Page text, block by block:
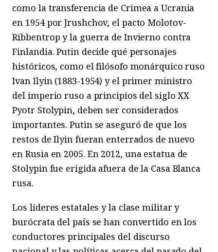
como la transferencia de Crimea a Ucrania
en 1954 por Jrushchov, el pacto Molotov-
Ribbentrop y la guerra de Invierno contra
Finlandia. Putin decide qué personajes
históricos, como el filósofo monárquico ruso
Ivan Ilyin (1883-1954) y el primer ministro
del imperio ruso a principios del siglo XX
Pyotr Stolypin, deben ser considerados
importantes. Putin se aseguró de que los
restos de Ilyin fueran enterrados de nuevo
en Rusia en 2005. En 2012, una estatua de
Stolypin fue erigida afuera de la Casa Blanca
rusa.
Los líderes estatales y la clase militar y
burócrata del país se han convertido en los
conductores principales del discurso